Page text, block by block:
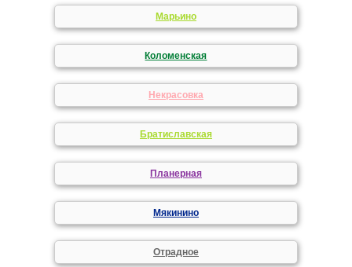
Марьино
Коломенская
Некрасовка
Братиславская
Планерная
Мякинино
Отрадное